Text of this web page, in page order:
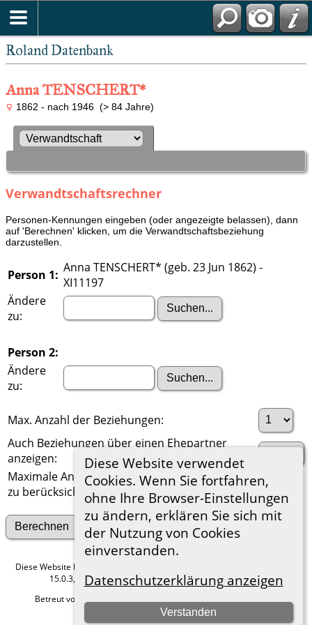
Roland Datenbank
Diese Website verwendet
Cookies. Wenn Sie fortfahren,
ohne Ihre Browser-Einstellungen
zu ändern, erklären Sie sich mit
der Nutzung von Cookies
einverstanden.
Datenschutzerklärung anzeigen
Verstanden
Anna TENSCHERT*
1862 - nach 1946 (> 84 Jahre)
Verwandtschaftsrechner
Personen-Kennungen eingeben (oder angezeigte belassen), dann
auf 'Berechnen' klicken, um die Verwandtschaftsbeziehung
darzustellen.
Person 1: Anna TENSCHERT* (geb. 23 Jun 1862) -
XI11197
Ändere
zu:
Person 2:
Ändere
zu:
Max. Anzahl der Beziehungen:
Auch Beziehungen über einen Ehepartner
anzeigen:
Maximale Anzahl der
zu berücksichtigenden Generationen:
Suche nach anderen Verbindungen
Diese Website läuft mit
15.0.3, programmiert von Darrin Lythgoe © 2001-2026.
Betreut von
Hier geht es zum Impressum